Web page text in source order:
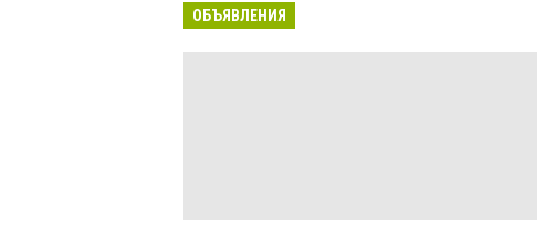
ОБЪЯВЛЕНИЯ